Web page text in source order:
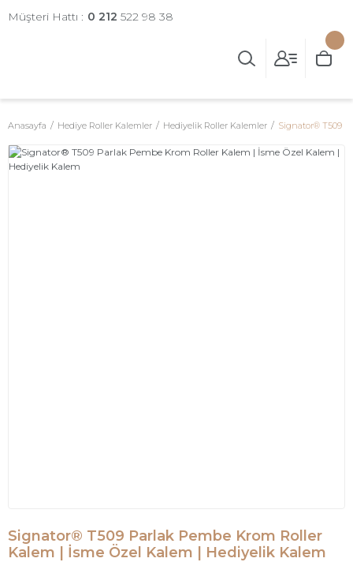
Müşteri Hattı : 0 212 522 98 38
Anasayfa Hediye Roller Kalemler Hediyelik Roller Kalemler Signator® T509
Signator® T509 Parlak Pembe Krom Roller
Kalem | İsme Özel Kalem | Hediyelik Kalem